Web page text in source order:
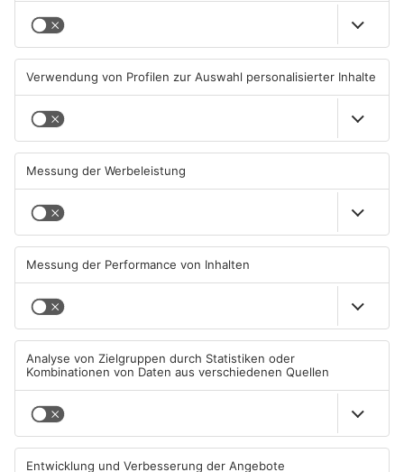
Beobachtungsflüge im
Primaveraland wegen
Waldbrandgefahr
PRIMAVERALAND
Aschaffenburg und
Miltenberg früher abgeholt
07.08.2026, 09:25 UHR IN
TOPNEWS
Schwimmbäder im
Primaveraland weisen teils
erhebliche Mängel auf
06.08.2026, 06:37 UHR IN
PRIMAVERALAND
Waldbrandgefahr im
Primaveraland bleibt
weiterhin sehr hoch